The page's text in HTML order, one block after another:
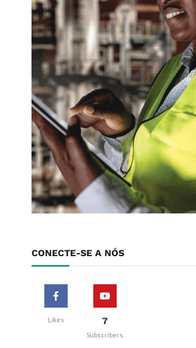
CONECTE-SE A NÓS
Likes 7
Subscribers